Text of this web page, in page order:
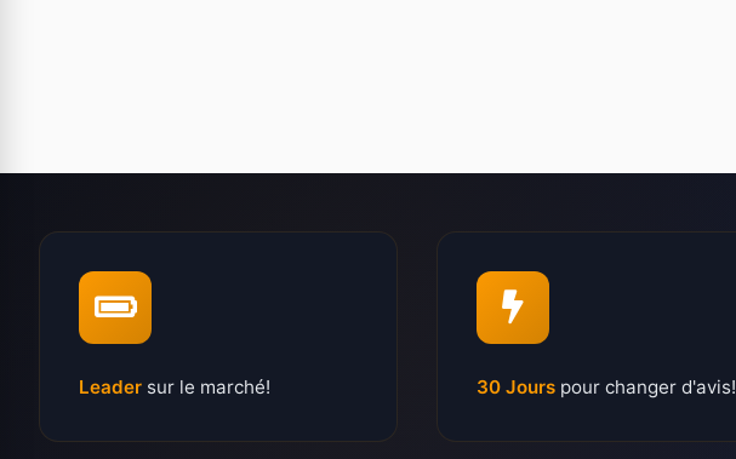
Leader sur le marché! 30 Jours pour changer d'avis!